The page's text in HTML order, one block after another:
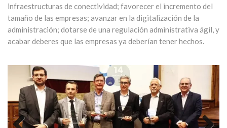
infraestructuras de conectividad; favorecer el incremento del
tamaño de las empresas; avanzar en la digitalización de la
administración; dotarse de una regulación administrativa ágil, y
acabar deberes que las empresas ya deberían tener hechos.